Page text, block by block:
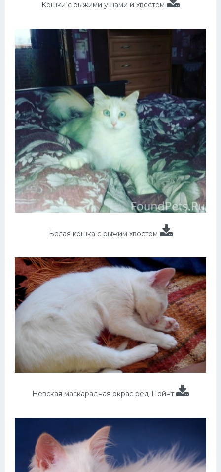
Кошки с рыжими ушами и хвостом
Белая кошка с рыжим хвостом
Невская маскарадная окрас ред-Пойнт